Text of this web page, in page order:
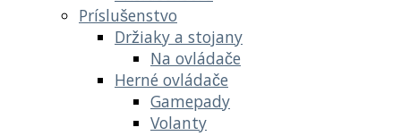
Príslušenstvo
Držiaky a stojany
Na ovládače
Herné ovládače
Gamepady
Volanty